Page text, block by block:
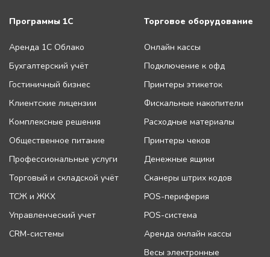
Программы 1С
Аренда 1С Облако
Бухгалтерский учёт
Гостиничный бизнес
Клиентские лицензии
Комплексные решения
Общественное питание
Профессиональные услуги
Торговый и складской учёт
ТСЖ и ЖКХ
Управленческий учет
CRM-системы
Торговое оборудование
Онлайн кассы
Подключение к офд
Принтеры этикеток
Фискальные накопители
Расходные материалы
Принтеры чеков
Денежные ящики
Сканеры штрих кодов
POS-периферия
POS-система
Аренда онлайн кассы
Весы электронные